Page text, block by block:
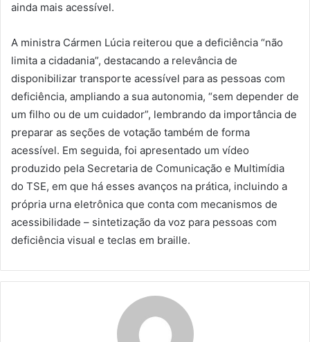
ainda mais acessível.
A ministra Cármen Lúcia reiterou que a deficiência “não
limita a cidadania”, destacando a relevância de
disponibilizar transporte acessível para as pessoas com
deficiência, ampliando a sua autonomia, “sem depender de
um filho ou de um cuidador”, lembrando da importância de
preparar as seções de votação também de forma
acessível. Em seguida, foi apresentado um vídeo
produzido pela Secretaria de Comunicação e Multimídia
do TSE, em que há esses avanços na prática, incluindo a
própria urna eletrônica que conta com mecanismos de
acessibilidade – sintetização da voz para pessoas com
deficiência visual e teclas em braille.